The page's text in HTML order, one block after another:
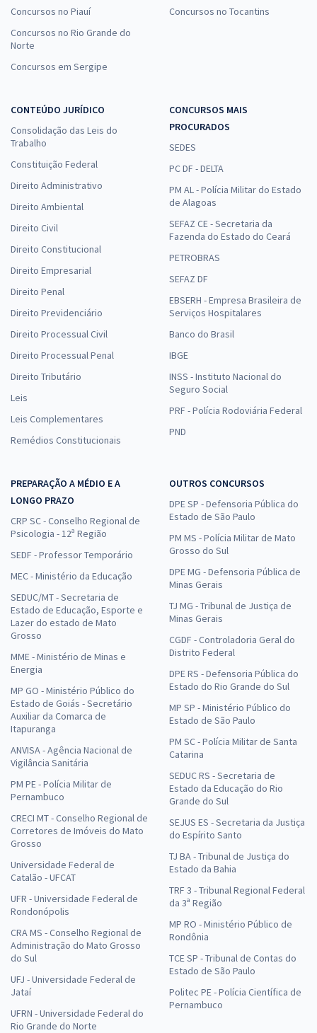
Concursos no Piauí
Concursos no Rio Grande do
Norte
Concursos em Sergipe
Concursos no Tocantins
CONTEÚDO JURÍDICO
Consolidação das Leis do
Trabalho
Constituição Federal
Direito Administrativo
Direito Ambiental
Direito Civil
Direito Constitucional
Direito Empresarial
Direito Penal
Direito Previdenciário
Direito Processual Civil
Direito Processual Penal
Direito Tributário
Leis
Leis Complementares
Remédios Constitucionais
CONCURSOS MAIS
PROCURADOS
SEDES
PC DF - DELTA
PM AL - Polícia Militar do Estado
de Alagoas
SEFAZ CE - Secretaria da
Fazenda do Estado do Ceará
PETROBRAS
SEFAZ DF
EBSERH - Empresa Brasileira de
Serviços Hospitalares
Banco do Brasil
IBGE
INSS - Instituto Nacional do
Seguro Social
PRF - Polícia Rodoviária Federal
PND
PREPARAÇÃO A MÉDIO E A
LONGO PRAZO
CRP SC - Conselho Regional de
Psicologia - 12ª Região
SEDF - Professor Temporário
MEC - Ministério da Educação
SEDUC/MT - Secretaria de
Estado de Educação, Esporte e
Lazer do estado de Mato
Grosso
MME - Ministério de Minas e
Energia
MP GO - Ministério Público do
Estado de Goiás - Secretário
Auxiliar da Comarca de
Itapuranga
ANVISA - Agência Nacional de
Vigilância Sanitária
PM PE - Polícia Militar de
Pernambuco
CRECI MT - Conselho Regional de
Corretores de Imóveis do Mato
Grosso
Universidade Federal de
Catalão - UFCAT
UFR - Universidade Federal de
Rondonópolis
CRA MS - Conselho Regional de
Administração do Mato Grosso
do Sul
UFJ - Universidade Federal de
Jataí
UFRN - Universidade Federal do
Rio Grande do Norte
OUTROS CONCURSOS
DPE SP - Defensoria Pública do
Estado de São Paulo
PM MS - Polícia Militar de Mato
Grosso do Sul
DPE MG - Defensoria Pública de
Minas Gerais
TJ MG - Tribunal de Justiça de
Minas Gerais
CGDF - Controladoria Geral do
Distrito Federal
DPE RS - Defensoria Pública do
Estado do Rio Grande do Sul
MP SP - Ministério Público do
Estado de São Paulo
PM SC - Polícia Militar de Santa
Catarina
SEDUC RS - Secretaria de
Estado da Educação do Rio
Grande do Sul
SEJUS ES - Secretaria da Justiça
do Espírito Santo
TJ BA - Tribunal de Justiça do
Estado da Bahia
TRF 3 - Tribunal Regional Federal
da 3ª Região
MP RO - Ministério Público de
Rondônia
TCE SP - Tribunal de Contas do
Estado de São Paulo
Politec PE - Polícia Científica de
Pernambuco